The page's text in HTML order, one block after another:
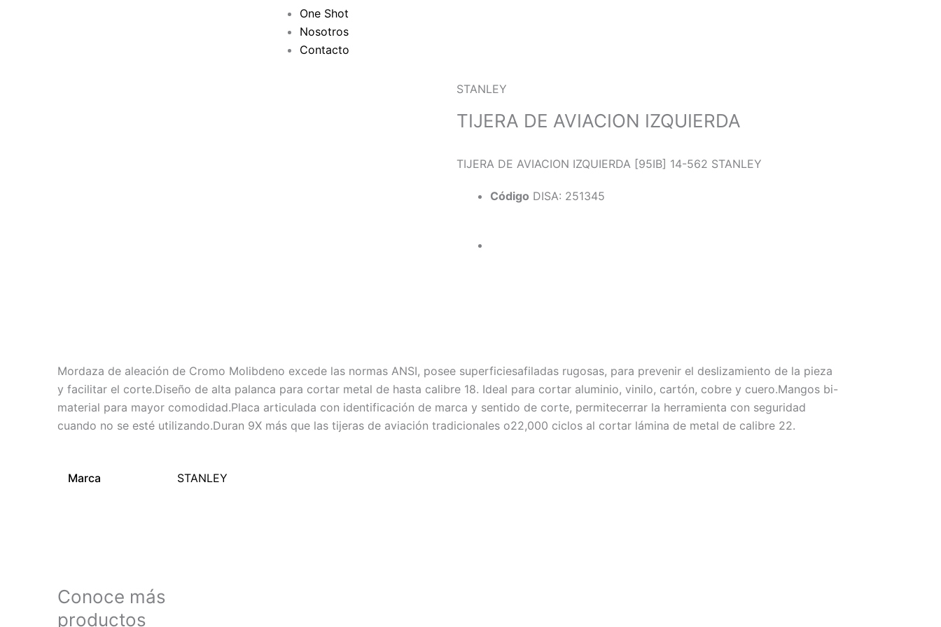
One Shot
Nosotros
Contacto
STANLEY
TIJERA DE AVIACION IZQUIERDA
TIJERA DE AVIACION IZQUIERDA [95IB] 14-562 STANLEY
Código DISA: 251345
Mordaza de aleación de Cromo Molibdeno excede las normas ANSI, posee superficiesafiladas rugosas, para prevenir el deslizamiento de la pieza
y facilitar el corte.Diseño de alta palanca para cortar metal de hasta calibre 18. Ideal para cortar aluminio, vinilo, cartón, cobre y cuero.Mangos bi-
material para mayor comodidad.Placa articulada con identificación de marca y sentido de corte, permitecerrar la herramienta con seguridad
cuando no se esté utilizando.Duran 9X más que las tijeras de aviación tradicionales o22,000 ciclos al cortar lámina de metal de calibre 22.
Marca STANLEY
Conoce más
productos